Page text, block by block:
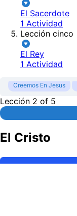
El Sacerdote
1 Actividad
Lección cinco
El Rey
1 Actividad
Creemos En Jesus
Lección 2 of 5
El Cristo